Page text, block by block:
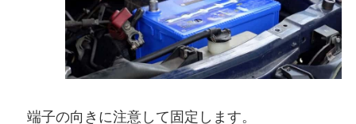
端子の向きに注意して固定します。